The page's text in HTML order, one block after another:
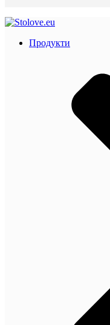
Продукти